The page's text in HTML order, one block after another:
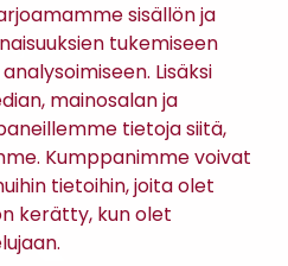
sisällön ja
tukemiseen
Lisäksi
mainosalan ja
tietoja siitä,
Kumppanimme voivat
tietoihin, joita olet
kerätty, kun olet